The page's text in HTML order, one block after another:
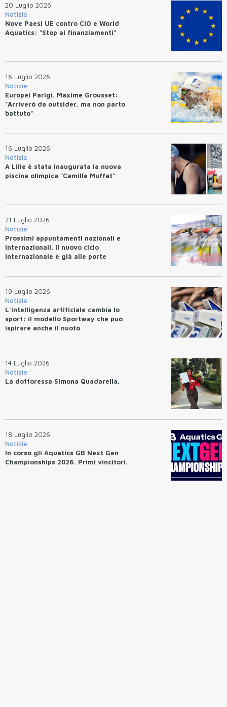
20 Luglio 2026
Notizie
Nove Paesi UE contro CIO e World
Aquatics: "Stop ai finanziamenti"
16 Luglio 2026
Notizie
Europei Parigi. Maxime Grousset:
"Arriverò da outsider, ma non parto
battuto"
16 Luglio 2026
Notizie
A Lille è stata inaugurata la nuova
piscina olimpica "Camille Muffat"
21 Luglio 2026
Notizie
Prossimi appuntamentI nazionali e
internazionali. Il nuovo ciclo
internazionale è già alle porte
19 Luglio 2026
Notizie
L'intelligenza artificiale cambia lo
sport: il modello Sportway che può
ispirare anche il nuoto
14 Luglio 2026
Notizie
La dottoressa Simona Quadarella.
18 Luglio 2026
Notizie
In corso gli Aquatics GB Next Gen
Championships 2026. Primi vincitori.